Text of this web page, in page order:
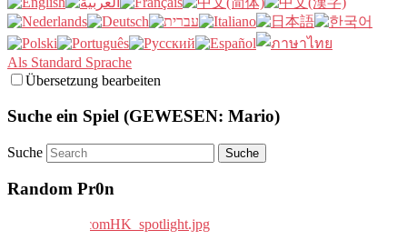
Als Standard Sprache
Übersetzung bearbeiten
Suche ein Spiel (GEWESEN: Mario)
Suche
Random Pr0n